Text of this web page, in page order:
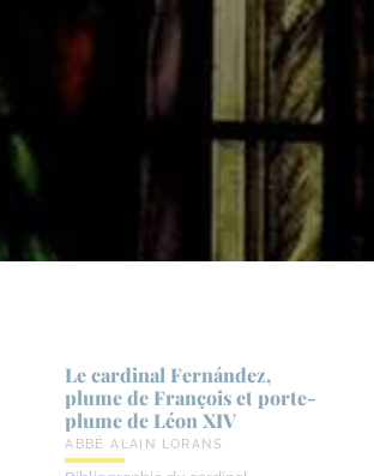
Le cardinal Fernández,
plume de François et porte-​
plume de Léon XIV
ABBÉ ALAIN LORANS